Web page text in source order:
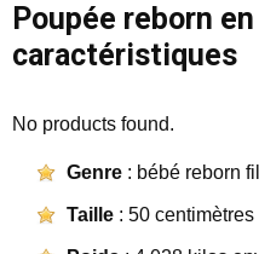
Poupée reborn
caractéristiques
No products found.
Genre : bébé reborn
Taille : 50 centimètres